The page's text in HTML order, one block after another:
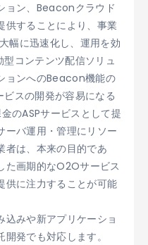
ョン、Beaconクラウド
供することにより、事業
幅に迅速化し、運用を効
コンテンツ配信ソリュ
ョンへのBeacon機能の
スの開発が容易になる
のASPサービスとして提
ーバ運用・管理にリソー
者は、本来の目的であ
た画期的なO2Oサービス
供に注力することが可能
みや新アプリケーショ
発でも対応します。